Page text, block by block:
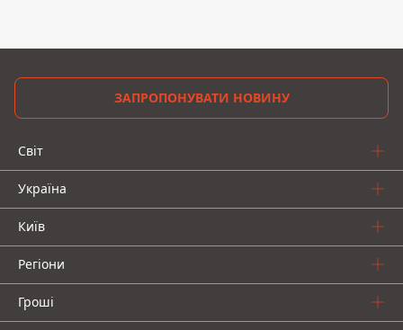
ЗАПРОПОНУВАТИ НОВИНУ
Світ
Україна
Київ
Регіони
Гроші